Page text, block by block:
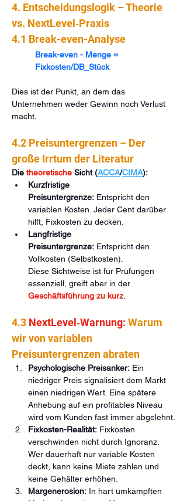
4. Entscheidungslogik – Theorie
vs. NextLevel‑Praxis
4.1 Break-even-Analyse
Break-even - Menge =
Fixkosten/DB_Stück
Dies ist der Punkt, an dem das
Unternehmen weder Gewinn noch Verlust
macht.
4.2 Preisuntergrenzen – Der
große Irrtum der Literatur
Die theoretische Sicht (ACCA/CIMA):
Kurzfristige
Preisuntergrenze: Entspricht den
variablen Kosten. Jeder Cent darüber
hilft, Fixkosten zu decken.
Langfristige
Preisuntergrenze: Entspricht den
Vollkosten (Selbstkosten).
Diese Sichtweise ist für Prüfungen
essenziell, greift aber in der
Geschäftsführung zu kurz
4.3 NextLevel‑Warnung: Warum
wir von variablen
Preisuntergrenzen abraten
Psychologische Preisanker: Ein
niedriger Preis signalisiert dem Markt
einen niedrigen Wert. Eine spätere
Anhebung auf ein profitables Niveau
wird vom Kunden fast immer abgelehnt.
Fixkosten-Realität: Fixkosten
verschwinden nicht durch Ignoranz.
Wer dauerhaft nur variable Kosten
deckt, kann keine Miete zahlen und
keine Gehälter erhöhen.
Margenerosion: In hart umkämpften